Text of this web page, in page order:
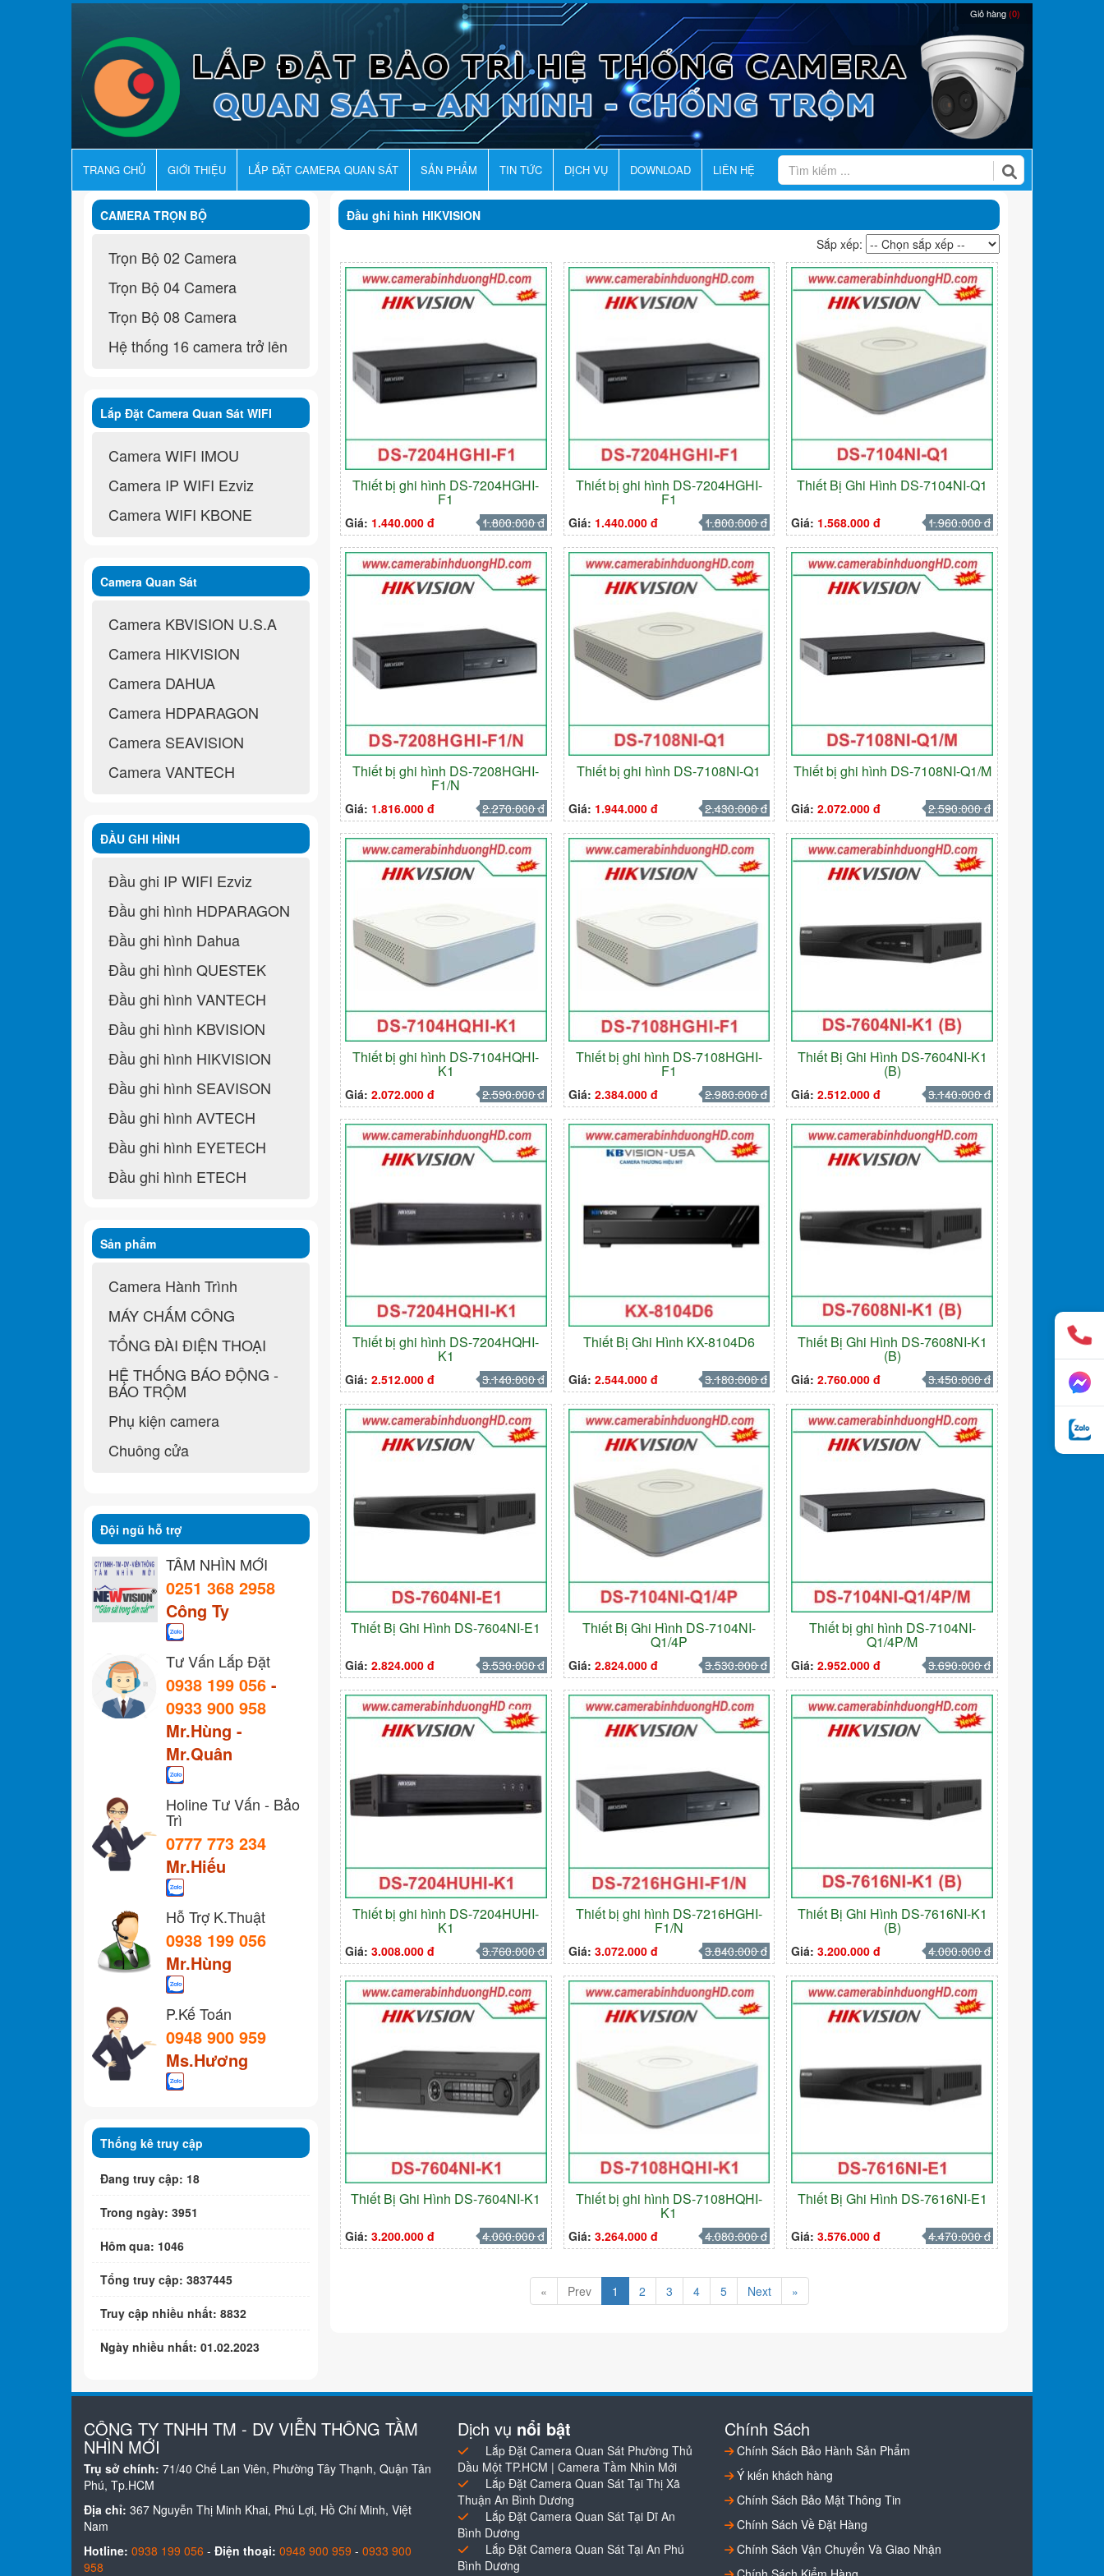
Giỏ hàng(0)
TRANG CHỦ GIỚI THIỆU LẮP ĐẶT CAMERA QUAN SÁT SẢN PHẨM TIN TỨC DỊCH VỤ DOWNLOAD LIÊN HỆ
Đầu ghi hình HIKVISION
Sắp xếp:
Thiết bị ghi hình DS-7204HGHI-
F1
Giá: 1.440.000 đ 1.800.000 đ
Thiết bị ghi hình DS-7204HGHI-
F1
Giá: 1.440.000 đ 1.800.000 đ
Thiết Bị Ghi Hình DS-7104NI-Q1
Giá: 1.568.000 đ 1.960.000 đ
Thiết bị ghi hình DS-7208HGHI-
F1/N
Giá: 1.816.000 đ 2.270.000 đ
Thiết bị ghi hình DS-7108NI-Q1
Giá: 1.944.000 đ 2.430.000 đ
Thiết bị ghi hình DS-7108NI-Q1/M
Giá:2.072.000 đ 2.590.000 đ
Thiết bị ghi hình DS-7104HQHI-
K1
Giá: 2.072.000 đ 2.590.000 đ
Thiết bị ghi hình DS-7108HGHI-
F1
Giá: 2.384.000 đ 2.980.000 đ
Thiết Bị Ghi Hình DS-7604NI-K1
(B)
Giá:2.512.000 đ 3.140.000 đ
Thiết bị ghi hình DS-7204HQHI-
K1
Giá: 2.512.000 đ 3.140.000 đ
Thiết Bị Ghi Hình KX-8104D6
Giá: 2.544.000 đ 3.180.000 đ
Thiết Bị Ghi Hình DS-7608NI-K1
(B)
Giá:2.760.000 đ 3.450.000 đ
Thiết Bị Ghi Hình DS-7604NI-E1
Giá: 2.824.000 đ 3.530.000 đ
Thiết Bị Ghi Hình DS-7104NI-
Q1/4P
Giá: 2.824.000 đ 3.530.000 đ
Thiết bị ghi hình DS-7104NI-
Q1/4P/M
Giá:2.952.000 đ 3.690.000 đ
Thiết bị ghi hình DS-7204HUHI-
K1
Giá: 3.008.000 đ 3.760.000 đ
Thiết bị ghi hình DS-7216HGHI-
F1/N
Giá: 3.072.000 đ 3.840.000 đ
Thiết Bị Ghi Hình DS-7616NI-K1
(B)
Giá:3.200.000 đ 4.000.000 đ
Thiết Bị Ghi Hình DS-7604NI-K1
Giá: 3.200.000 đ 4.000.000 đ
Thiết bị ghi hình DS-7108HQHI-
K1
Giá: 3.264.000 đ 4.080.000 đ
Thiết Bị Ghi Hình DS-7616NI-E1
Giá:3.576.000 đ 4.470.000 đ
« Prev 1 2 3 4 5 Next »
CAMERA TRỌN BỘ
Trọn Bộ 02 Camera
Trọn Bộ 04 Camera
Trọn Bộ 08 Camera
Hệ thống 16 camera trở lên
Lắp Đặt Camera Quan Sát WIFI
Không Dây
Camera WIFI IMOU
Camera IP WIFI Ezviz
Camera WIFI KBONE
Camera Quan Sát
Camera KBVISION U.S.A
Camera HIKVISION
Camera DAHUA
Camera HDPARAGON
Camera SEAVISION
Camera VANTECH
ĐẦU GHI HÌNH
Đầu ghi IP WIFI Ezviz
Đầu ghi hình HDPARAGON
Đầu ghi hình Dahua
Đầu ghi hình QUESTEK
Đầu ghi hình VANTECH
Đầu ghi hình KBVISION
Đầu ghi hình HIKVISION
Đầu ghi hình SEAVISON
Đầu ghi hình AVTECH
Đầu ghi hình EYETECH
Đầu ghi hình ETECH
Sản phẩm
Camera Hành Trình
MÁY CHẤM CÔNG
TỔNG ĐÀI ĐIỆN THOẠI
HỆ THỐNG BÁO ĐỘNG -
BÁO TRỘM
Phụ kiện camera
Chuông cửa
Đội ngũ hỗ trợ
TẦM NHÌN MỚI
0251 368 2958
Công Ty
Tư Vấn Lắp Đặt
0938 199 056 -
0933 900 958
Mr.Hùng -
Mr.Quân
Holine Tư Vấn - Bảo
Trì
0777 773 234
Mr.Hiếu
Hỗ Trợ K.Thuật
0938 199 056
Mr.Hùng
P.Kế Toán
0948 900 959
Ms.Hương
Thống kê truy cập
Đang truy cập: 18
Trong ngày: 3951
Hôm qua: 1046
Tổng truy cập: 3837445
Truy cập nhiều nhất: 8832
Ngày nhiều nhất: 01.02.2023
CÔNG TY TNHH TM - DV VIỄN THÔNG TẦM
NHÌN MỚI
Trụ sở chính: 71/40 Chế Lan Viên, Phường Tây Thạnh, Quận Tân
Phú, Tp.HCM
Địa chỉ: 367 Nguyễn Thị Minh Khai, Phú Lợi, Hồ Chí Minh, Việt
Nam
Hotline: 0938 199 056 - Điện thoại: 0948 900 959 - 0933 900
958
Dịch vụ nổi bật
Lắp Đặt Camera Quan Sát Phường Thủ
Dầu Một TP.HCM | Camera Tầm Nhìn Mới
Lắp Đặt Camera Quan Sát Tại Thị Xã
Thuận An Bình Dương
Lắp Đặt Camera Quan Sát Tại Dĩ An
Bình Dương
Lắp Đặt Camera Quan Sát Tại An Phú
Bình Dương
Chính Sách
Chính Sách Bảo Hành Sản Phẩm
Ý kiến khách hàng
Chính Sách Bảo Mật Thông Tin
Chính Sách Về Đặt Hàng
Chính Sách Vận Chuyển Và Giao Nhận